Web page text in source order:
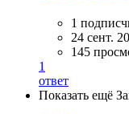
1
24 сент.
145
1
ответ
Показать ещё